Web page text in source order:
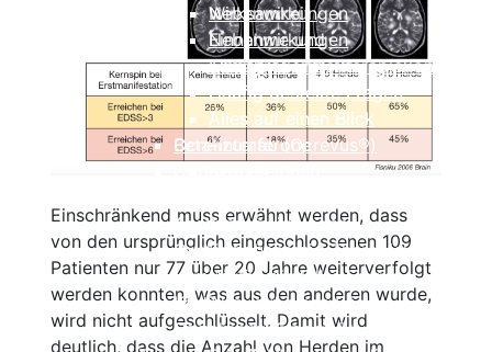
Wirksamkeit
Nebenwirkungen
Einnahme und Therapiekontrolle
Häufig gestellte Fragen
Alles auf einen Blick
Ocrelizumab (Ocrevus®)
Nebenwirkungen
Einnahme und Therapiekontrolle
Häufig gestellte Fragen
Alles auf einen Blick
Ozanimod (Zeposia®)
Nebenwirkungen
Einnahme und
Therapiekontrolle
Häufig gestellte Fragen
Alles auf einen Blick
Beta-Interferone
Azathioprin
Cyclophosphamid
Immunglobuline
Kortison
Einzelnachweise
Einschränkend muss erwähnt werden, dass
von den ursprünglich eingeschlossenen 109
Patienten nur 77 über 20 Jahre weiterverfolgt
werden konnten, was aus den anderen wurde,
wird nicht aufgeschlüsselt. Damit wird
deutlich, dass die Anzahl von Herden im